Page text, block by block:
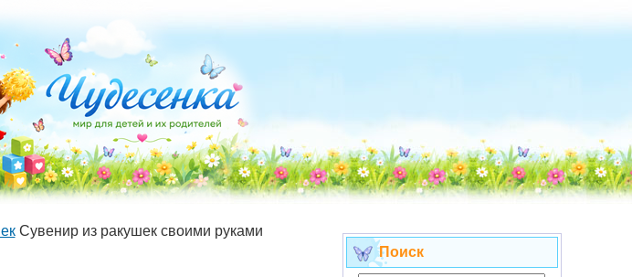
Сувенир из ракушек своими руками
Поиск